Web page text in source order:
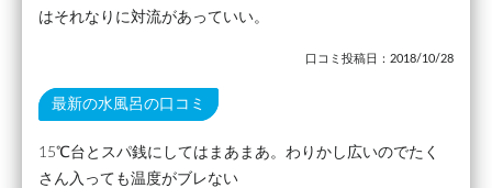
はそれなりに対流があっていい。
口コミ投稿日：2018/10/28
最新の水風呂の口コミ
15℃台とスパ銭にしてはまあまあ。わりかし広いのでたく
さん入っても温度がブレない